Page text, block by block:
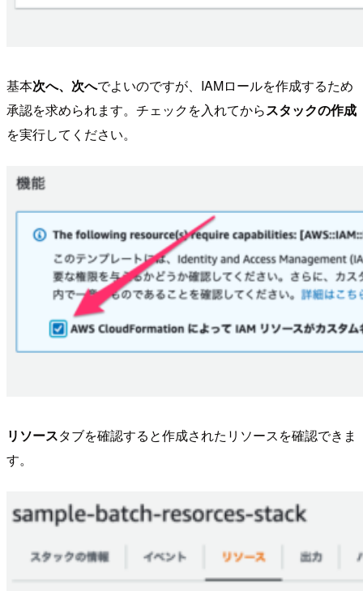
基本次へ、次へでよいのですが、IAMロールを作成するため
承認を求められます。チェックを入れてからスタックの作成
を実行してください。
リソースタブを確認すると作成されたリソースを確認できま
す。